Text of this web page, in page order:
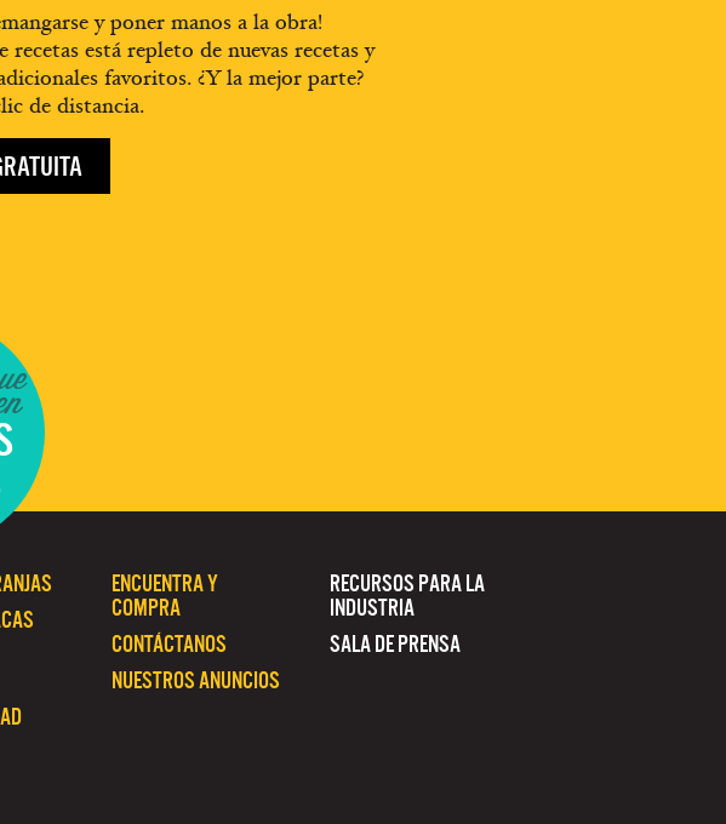
y poner manos a la obra!
está repleto de nuevas recetas y
favoritos. ¿Y la mejor parte?
de distancia.
RECURSOS PARA LA
INDUSTRIA
SALA DE PRENSA
ENCUENTRA Y
COMPRA
CONTÁCTANOS
NUESTROS ANUNCIOS